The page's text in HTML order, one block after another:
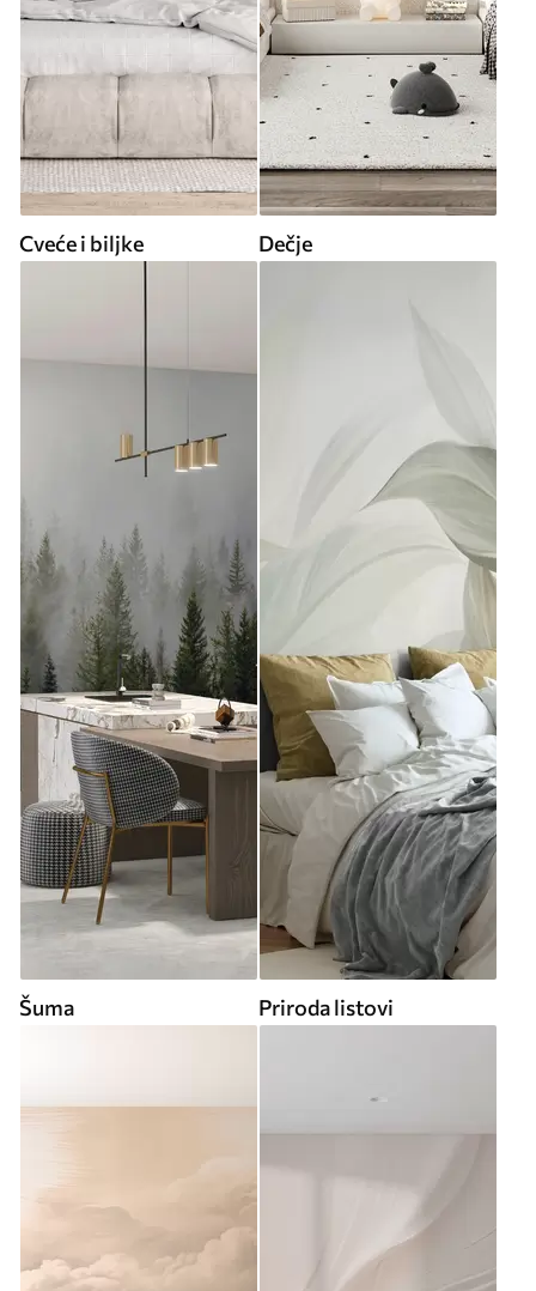
Cveće i biljke Dečje
Šuma Priroda listovi